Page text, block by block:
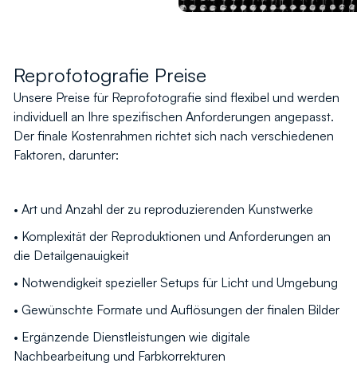
Reprofotografie Preise
Unsere Preise für Reprofotografie sind flexibel und werden
individuell an Ihre spezifischen Anforderungen angepasst.
Der finale Kostenrahmen richtet sich nach verschiedenen
Faktoren, darunter:
• Art und Anzahl der zu reproduzierenden Kunstwerke
• Komplexität der Reproduktionen und Anforderungen an
die Detailgenauigkeit
• Notwendigkeit spezieller Setups für Licht und Umgebung
• Gewünschte Formate und Auflösungen der finalen Bilder
• Ergänzende Dienstleistungen wie digitale
Nachbearbeitung und Farbkorrekturen